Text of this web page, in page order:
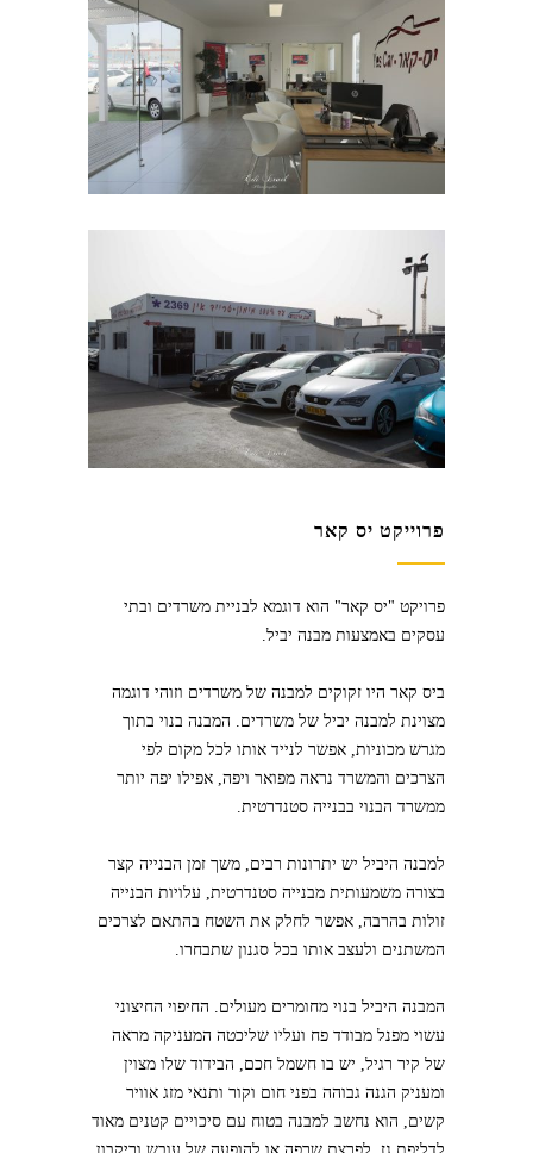
פרוייקט יס קאר
פרויקט "יס קאר" הוא דוגמא לבניית משרדים ובתי
עסקים באמצעות מבנה יביל
ביס קאר היו זקוקים למבנה של משרדים וזוהי דוגמה
מצוינת למבנה יביל של משרדים
המבנה בנוי בתוך
מגרש מכוניות אפשר לנייד אותו לכל מקום לפי
הצרכים והמשרד נראה מפואר ויפה אפילו יפה יותר
ממשרד הבנוי בבנייה סטנדרטית
למבנה היביל יש יתרונות רבים משך זמן הבנייה קצר
בצורה משמעותית מבנייה סטנדרטית עלויות הבנייה
זולות בהרבה אפשר לחלק את השטח בהתאם לצרכים
המשתנים ולעצב אותו בכל סגנון שתבחרו
המבנה היביל בנוי מחומרים מעולים
החיפוי החיצוני
עשוי מפנל מבודד פח ועליו שליכטה המעניקה מראה
של קיר רגיל יש בו חשמל חכם
הבידוד שלו מצוין
ומעניק הגנה גבוהה בפני חום וקור ותנאי מזג אוויר
קשים
הוא נחשב למבנה בטוח עם סיכויים קטנים מאוד